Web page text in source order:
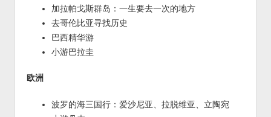
加拉帕戈斯群岛：一生要去一次的地方
去哥伦比亚寻找历史
巴西精华游
小游巴拉圭
欧洲
波罗的海三国行：爱沙尼亚、拉脱维亚、立陶宛